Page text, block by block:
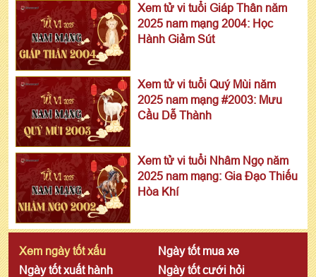
Xem tử vi tuổi Giáp Thân năm
2025 nam mạng 2004: Học
Hành Giảm Sút
Xem tử vi tuổi Quý Mùi năm
2025 nam mạng #2003: Mưu
Cầu Dễ Thành
Xem tử vi tuổi Nhâm Ngọ năm
2025 nam mạng: Gia Đạo Thiếu
Hòa Khí
Xem ngày tốt xấu
Ngày tốt mua xe
Ngày tốt xuất hành
Ngày tốt cưới hỏi